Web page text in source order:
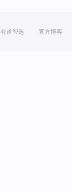
有道智选 官方博客